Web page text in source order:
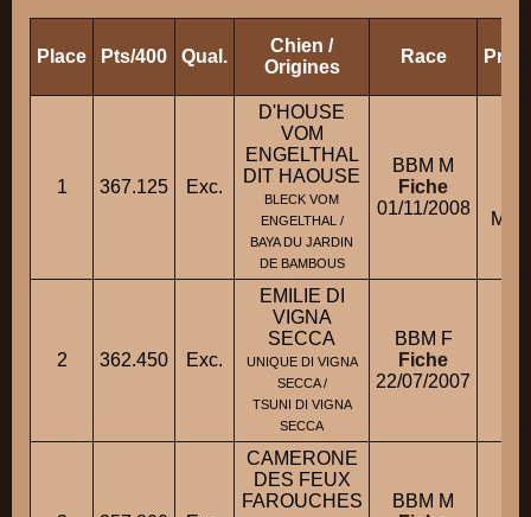
Place Pts/400 Qual.
Chien /
Origines
Race
1 367.125 Exc.
D'HOUSE
VOM
ENGELTHAL
DIT HAOUSE
BLECK VOM
ENGELTHAL /
BAYA DU JARDIN
DE BAMBOUS
BBM M
Fiche
01/11/2008
M.
2 362.450 Exc.
EMILIE DI
VIGNA
SECCA
UNIQUE DI VIGNA
SECCA /
TSUNI DI VIGNA
SECCA
BBM F
Fiche
22/07/2007
CAMERONE
DES FEUX
FAROUCHES
BBM M